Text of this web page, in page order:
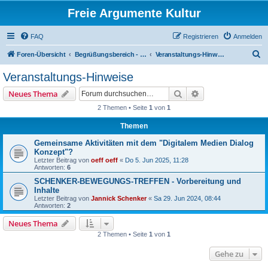
Freie Argumente Kultur
FAQ Anmelden
Registrieren
Foren-Übersicht Begrüßungsbereich - Welcome area Veranstaltungs-Hinweise
Veranstaltungs-Hinweise
Neues Thema Suche
2 Themen • Seite 1 von 1
Themen
Gemeinsame Aktivitäten mit dem "Digitalem Medien Dialog
Konzept"?
Letzter Beitrag von oeff oeff « Do 5. Jun 2025, 11:28
Antworten: 6
SCHENKER-BEWEGUNGS-TREFFEN - Vorbereitung und
Inhalte
Letzter Beitrag von Jannick Schenker« Sa 29. Jun 2024, 08:44
Antworten: 2
Neues Thema
2 Themen • Seite 1 von 1
Gehe zu